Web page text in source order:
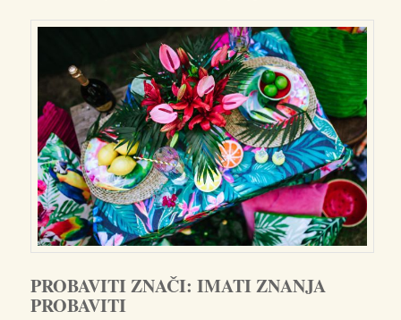
PROBAVITI ZNAČI: IMATI ZNANJA
PROBAVITI